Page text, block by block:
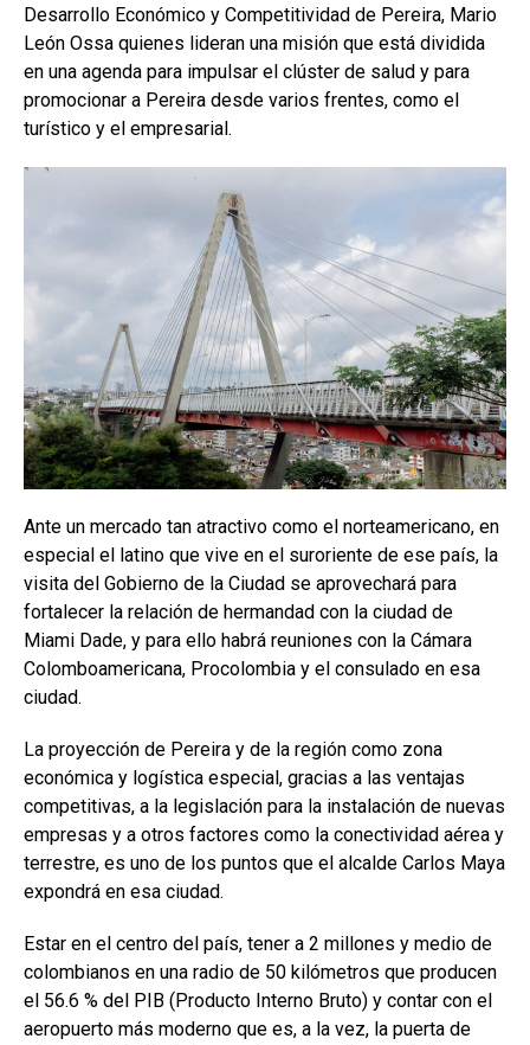
Desarrollo Económico y Competitividad de Pereira, Mario
León Ossa quienes lideran una misión que está dividida
en una agenda para impulsar el clúster de salud y para
promocionar a Pereira desde varios frentes, como el
turístico y el empresarial.
Ante un mercado tan atractivo como el norteamericano, en
especial el latino que vive en el suroriente de ese país, la
visita del Gobierno de la Ciudad se aprovechará para
fortalecer la relación de hermandad con la ciudad de
Miami Dade, y para ello habrá reuniones con la Cámara
Colomboamericana, Procolombia y el consulado en esa
ciudad.
La proyección de Pereira y de la región como zona
económica y logística especial, gracias a las ventajas
competitivas, a la legislación para la instalación de nuevas
empresas y a otros factores como la conectividad aérea y
terrestre, es uno de los puntos que el alcalde Carlos Maya
expondrá en esa ciudad.
Estar en el centro del país, tener a 2 millones y medio de
colombianos en una radio de 50 kilómetros que producen
el 56.6 % del PIB (Producto Interno Bruto) y contar con el
aeropuerto más moderno que es, a la vez, la puerta de